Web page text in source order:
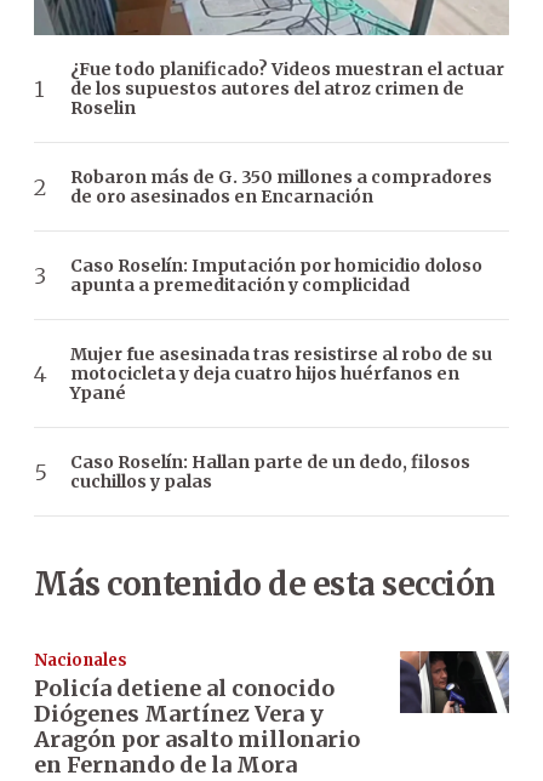
¿Fue todo planificado? Videos muestran el actuar
de los supuestos autores del atroz crimen de
Roselin
Robaron más de G. 350 millones a compradores
de oro asesinados en Encarnación
Caso Roselín: Imputación por homicidio doloso
apunta a premeditación y complicidad
Mujer fue asesinada tras resistirse al robo de su
motocicleta y deja cuatro hijos huérfanos en
Ypané
Caso Roselín: Hallan parte de un dedo, filosos
cuchillos y palas
Más contenido de esta sección
Nacionales
Policía detiene al conocido
Diógenes Martínez Vera y
Aragón por asalto millonario
en Fernando de la Mora